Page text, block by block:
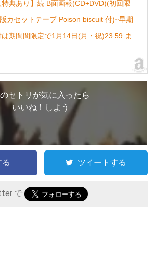
特典あり】続 B面画報(CD+DVD)(初回限
カセットテープ Poison biscuit 付)~早期
期間間限定で1月14日(月・祝)23:59 ま
セトリが気に入ったら
いいね！しよう
ツイートする
で